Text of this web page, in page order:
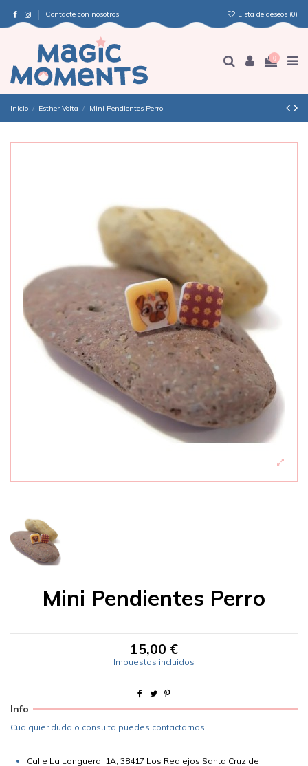
Contacte con nosotros Lista de deseos (0)
0
Inicio Esther Volta Mini Pendientes Perro
Mini Pendientes Perro
15,00 €
Impuestos incluidos
Info
Cualquier duda o consulta puedes contactarnos:
Calle La Longuera, 1A, 38417 Los Realejos Santa Cruz de